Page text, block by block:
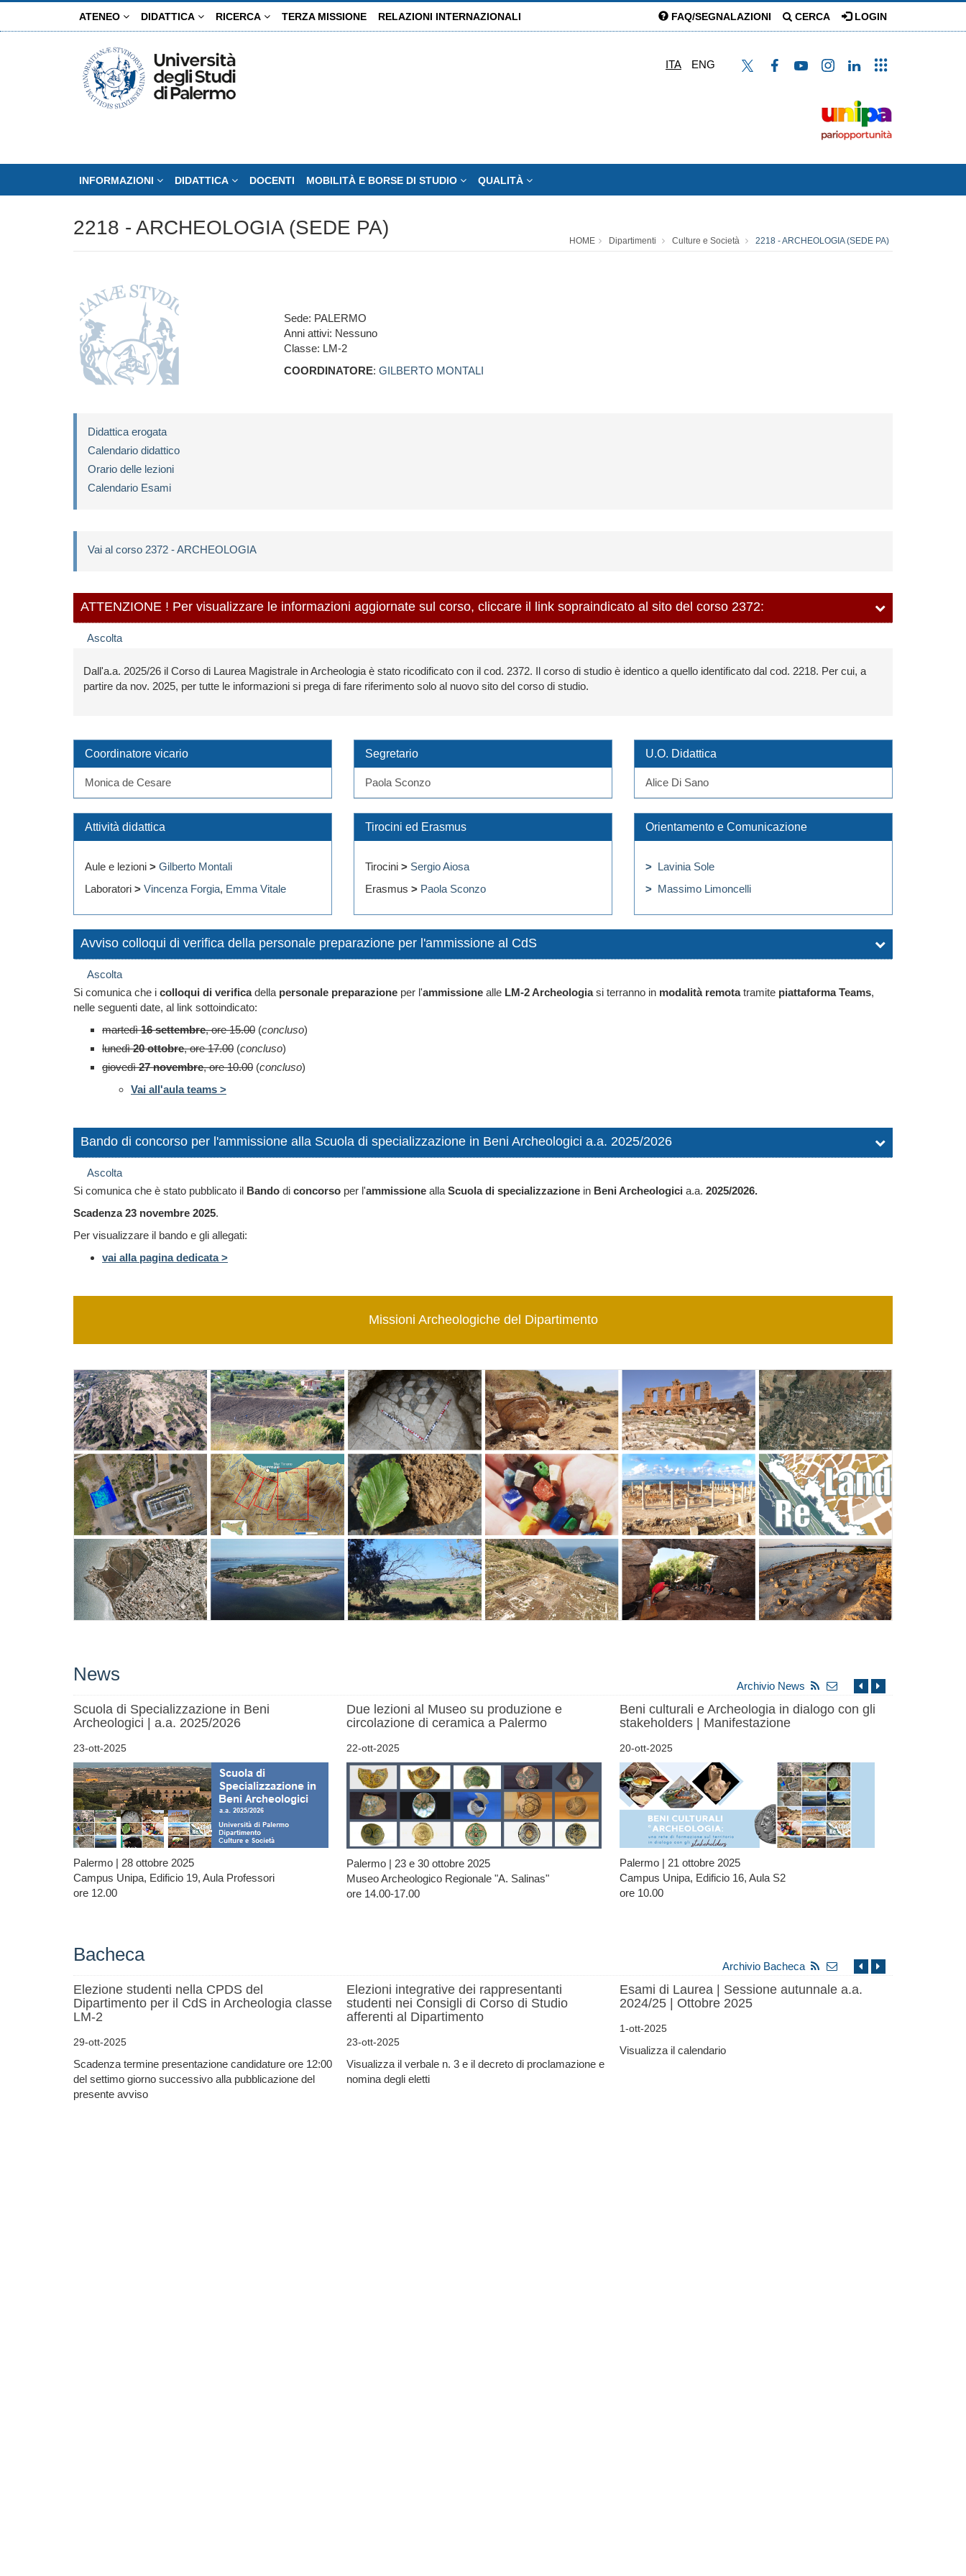
ATENEO DIDATTICA RICERCA TERZA MISSIONE RELAZIONI INTERNAZIONALI FAQ/SEGNALAZIONI CERCA LOGIN
ITA ENG
INFORMAZIONI DIDATTICA DOCENTI MOBILITÀ E BORSE DI STUDIO QUALITÀ
2218 - ARCHEOLOGIA (SEDE PA)
HOME Dipartimenti Culture e Società 2218 - ARCHEOLOGIA (SEDE PA)
Sede: PALERMO
Anni attivi: Nessuno
Classe: LM-2
COORDINATORE: GILBERTO MONTALI
Didattica erogata
Calendario didattico
Orario delle lezioni
Calendario Esami
Vai al corso 2372 - ARCHEOLOGIA
ATTENZIONE ! Per visualizzare le informazioni aggiornate sul corso, cliccare il link sopraindicato al sito del corso 2372:
Ascolta
Dall'a.a. 2025/26 il Corso di Laurea Magistrale in Archeologia è stato ricodificato con il cod. 2372. Il corso di studio è identico a quello identificato dal cod. 2218. Per cui, a
partire da nov. 2025, per tutte le informazioni si prega di fare riferimento solo al nuovo sito del corso di studio.
Coordinatore vicario
Monica de Cesare
Segretario
Paola Sconzo
U.O. Didattica
Alice Di Sano
Attività didattica
Aule e lezioni > Gilberto Montali
Laboratori > Vincenza Forgia, Emma Vitale
Tirocini ed Erasmus
Tirocini > Sergio Aiosa
Erasmus > Paola Sconzo
Orientamento e Comunicazione
> Lavinia Sole
> Massimo Limoncelli
Avviso colloqui di verifica della personale preparazione per l'ammissione al CdS
Ascolta
Si comunica che i colloqui di verificadella personale preparazione per l'ammissione alle LM-2 Archeologiasi terranno in modalità remotatramite piattaforma Teams,
nelle seguenti date, al link sottoindicato:
martedì16 settembre, ore 15.00 (concluso)
lunedì20 ottobre, ore 17.00 (concluso)
giovedì27 novembre, ore 10.00 (concluso)
Vai all'aula teams >
Bando di concorso per l'ammissione alla Scuola di specializzazione in Beni Archeologici a.a. 2025/2026
Ascolta
Si comunica che è stato pubblicato il Bando di concorso per l'ammissione alla Scuola di specializzazione in Beni Archeologici a.a. 2025/2026.
Scadenza 23 novembre 2025.
Per visualizzare il bando e gli allegati:
vai alla pagina dedicata >
Missioni Archeologiche del Dipartimento
News
Archivio News
Scuola di Specializzazione in Beni
Archeologici | a.a. 2025/2026
23-ott-2025
Palermo | 28 ottobre 2025
Campus Unipa, Edificio 19, Aula Professori
ore 12.00
Due lezioni al Museo su produzione e
circolazione di ceramica a Palermo
22-ott-2025
Palermo | 23 e 30 ottobre 2025
Museo Archeologico Regionale "A. Salinas"
ore 14.00-17.00
Beni culturali e Archeologia in dialogo con gli
stakeholders | Manifestazione
20-ott-2025
Palermo | 21 ottobre 2025
Campus Unipa, Edificio 16, Aula S2
ore 10.00
Bacheca
Archivio Bacheca
Elezione studenti nella CPDS del
Dipartimento per il CdS in Archeologia classe
LM-2
29-ott-2025
Scadenza termine presentazione candidature ore 12:00
del settimo giorno successivo alla pubblicazione del
presente avviso
Elezioni integrative dei rappresentanti
studenti nei Consigli di Corso di Studio
afferenti al Dipartimento
23-ott-2025
Visualizza il verbale n. 3 e il decreto di proclamazione e
nomina degli eletti
Esami di Laurea | Sessione autunnale a.a.
2024/25 | Ottobre 2025
1-ott-2025
Visualizza il calendario